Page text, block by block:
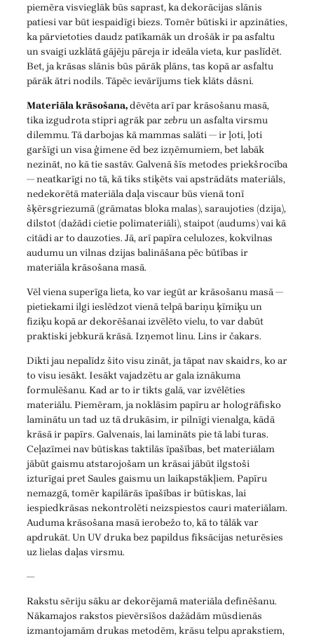
piemēra visvieglāk būs saprast, ka dekorācijas slānis
patiesi var būt iespaidīgi biezs. Tomēr būtiski ir apzināties,
ka pārvietoties daudz patīkamāk un drošāk ir pa asfaltu
un svaigi uzklātā gājēju pāreja ir ideāla vieta, kur paslīdēt.
Bet, ja krāsas slānis būs pārāk plāns, tas kopā ar asfaltu
pārāk ātri nodils. Tāpēc ievārījums tiek klāts dāsni.
Materiāla krāsošana,dēvēta arī par krāsošanu masā,
tika izgudrota stipri agrāk parzebruun asfalta virsmu
dilemmu. Tā darbojas kā mammas salāti — ir ļoti, ļoti
garšīgi un visa ģimene ēd bez izņēmumiem, bet labāk
nezināt, no kā tie sastāv. Galvenā šīs metodes priekšrocība
— neatkarīgi no tā, kā tiks stiķēts vai apstrādāts materiāls,
nedekorētā materiāla daļa viscaur būs vienā tonī
šķērsgriezumā (grāmatas bloka malas), saraujoties (dzija),
dilstot (dažādi cietie polimateriāli), staipot (audums) vai kā
citādi ar to dauzoties. Jā, arī papīra celulozes, kokvilnas
audumu un vilnas dzijas balināšana pēc būtības ir
materiāla krāsošana masā.
Vēl viena superīga lieta, ko var iegūt ar krāsošanu masā —
pietiekami ilgi ieslēdzot vienā telpā bariņu ķīmiķu un
fiziķu kopā ar dekorēšanai izvēlēto vielu, to var dabūt
praktiski jebkurā krāsā. Izņemot linu. Lins ir čakars.
Dikti jau nepalīdz šito visu zināt, ja tāpat nav skaidrs, ko ar
to visu iesākt. Iesākt vajadzētu ar gala iznākuma
formulēšanu. Kad ar to ir tikts galā, var izvēlēties
materiālu. Piemēram, ja noklāsim papīru ar hologrāfisko
laminātu un tad uz tā drukāsim, ir pilnīgi vienalga, kādā
krāsā ir papīrs. Galvenais, lai lamināts pie tā labi turas.
Ceļazīmei nav būtiskas taktilās īpašības, bet materiālam
jābūt gaismu atstarojošam un krāsai jābūt ilgstoši
izturīgai pret Saules gaismu un laikapstākļiem. Papīru
nemazgā, tomēr kapilārās īpašības ir būtiskas, lai
iespiedkrāsas nekontrolēti neizspiestos cauri materiālam.
Auduma krāsošana masā ierobežo to, kā to tālāk var
apdrukāt. Un UV druka bez papildus fiksācijas neturēsies
uz lielas daļas virsmu.
—
Rakstu sēriju sāku ar dekorējamā materiāla definēšanu.
Nākamajos rakstos pievērsīšos dažādām mūsdienās
izmantojamām drukas metodēm, krāsu telpu aprakstiem,